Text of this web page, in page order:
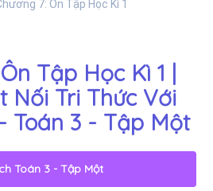
7: Ôn Tập Học Kì 1
Tập Học Kì 1 |
Nối Tri Thức Với
Toán 3 - Tập Một
Toán 3 - Tập Một